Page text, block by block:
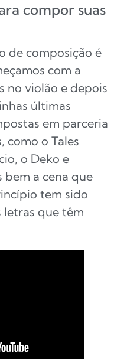
compor suas
de composição é
com a
no violão e depois
últimas
em parceria
como o Tales
o Deko e
bem a cena que
tem sido
letras que têm